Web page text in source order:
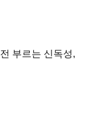
부르는 신독성,